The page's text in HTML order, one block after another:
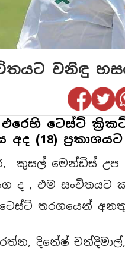
වනිඳු
එරෙහි ටෙස්ට්
(18)
කුසල් මෙන්ඩිස් උප
ද , එම සංචිතයට
ටෙස්ට් තරගයෙන්
දිනේෂ්